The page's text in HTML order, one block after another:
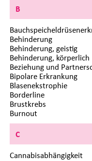
B
Behinderung
Behinderung, geistig
Behinderung, körperlich
Beziehung und
Bipolare Erkrankung
Blasenekstrophie
Borderline
Brustkrebs
Burnout
C
Cannabisabhängigkeit